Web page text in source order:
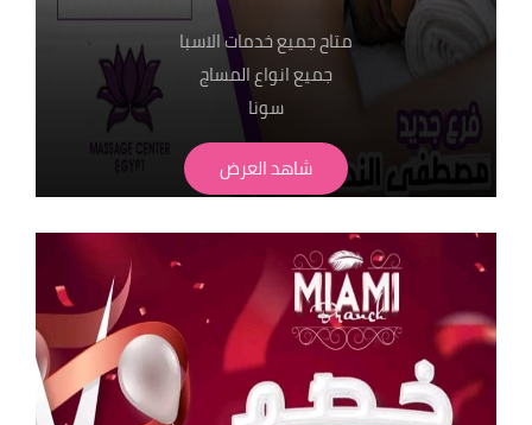
متاح جميع خدمات الاسبا
جميع انواع المساج
سونا
حمام مغربي بجميع انواعة
لابد من حجز مسبق
الاسعار تبدا من 350 ج
" تطبق الشروط و الاحكام" للحجز والاستفسار
بفروع مساج سنتر ايجيبت : 01068302600
01211115701
01099773147
01116550039
01050846816
شاهد العرض